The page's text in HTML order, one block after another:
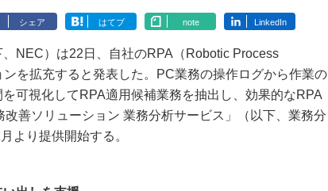
シェア はてブ note LinkedIn
NEC）は22日、自社のRPA（Robotic Process
を拡充すると発表した。PC業務の操作ログから作業の
可視化してRPA適用候補業務を抽出し、効果的なRPA
善ソリューション 業務分析サービス」（以下、業務分
より提供開始する。